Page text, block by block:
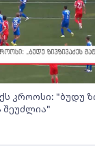
კროოსი: "ბუდუ
შეუძლია"